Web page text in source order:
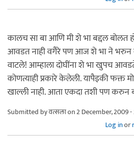
कालच सा बा आणि मी शे भा बद्दल बोलत
आवडत नाही वगैरे पण आज शे भा ने भरुन
वाटले! आम्हाला दोघींना शे भा खुपच
कोणत्याही प्रकारे केलेली. यापैइकी
खाल्ली नाही. आता एकदा तशी पण करुन
Submitted byवत्सलाon 2 December, 2009 -
Log inor